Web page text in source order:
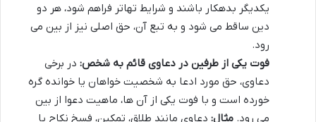
یکدیگر بدهکار باشند و شرایط تهاتر فراهم شود، هر دو
دین ساقط می شود و به تبع آن، حق اصلی نیز از بین می
رود.
فوت یکی از طرفین در دعاوی قائم به شخص: در برخی
دعاوی، حق مورد ادعا به شخصیت خواهان یا خوانده گره
خورده است و با فوت یکی از آن ها، ماهیت دعوا از بین
می رود. مثال: دعاوی مانند طلاق، تمکین، فسخ نکاح یا